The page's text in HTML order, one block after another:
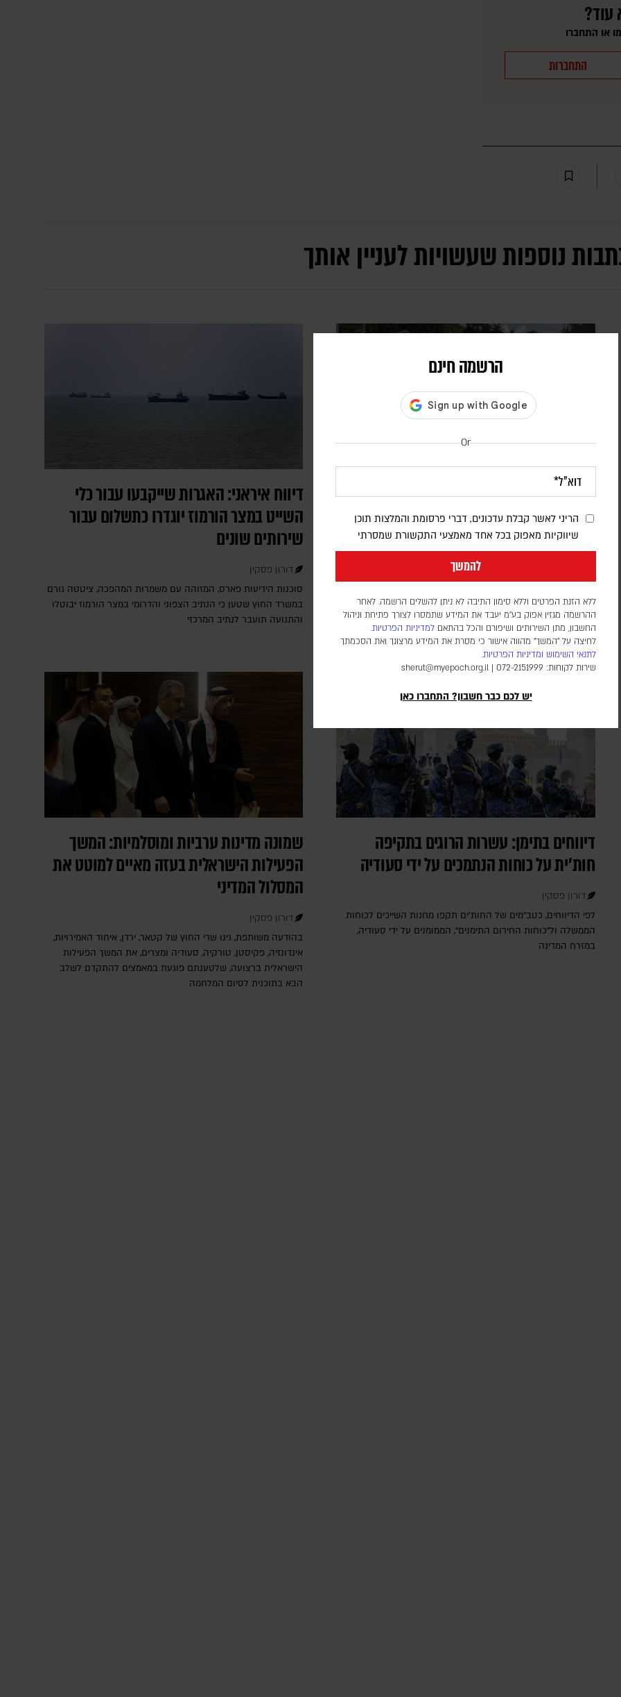
הרשמה חינם
Or
הריני לאשר קבלת עדכונים, דברי פרסומת והמלצות תוכן
שיווקיות מאפוק בכל אחד מאמצעי התקשורת שמסרתי
להמשך
ללא הזנת הפרטים וללא סימון התיבה לא ניתן להשלים הרשמה. לאחר
ההרשמה מגזין אפוק בע״מ יעבד את המידע שתמסרו לצורך פתיחת וניהול
החשבון, מתן השירותים ושיפורם והכל בהתאם למדיניות הפרטיות.
לחיצה על "המשך" מהווה אישור כי מסרת את המידע מרצונך ואת הסכמתך
לתנאי השימוש ומדיניות הפרטיות.
שירות לקוחות: 072-2151999 |
sherut@myepoch.org.il
יש לכם כבר חשבון? התחברו כאן
עוד?
או התחברו
התחברות
נוספות שעשויות לעניין אותך
בעקבות בקשתו של טראמפ – הפרלמנט
באוגנדה אישר שליחת חיילים לרצועת עזה
במסגרת כוח הייצוב הבין-לאומי
לא נפרס ברצועה, וממתין ליישום השלב השני וכניסת המנהלת
הפלסטינית שאמורה לנהל את הרצועה
דיווח איראני: האגרות שייקבעו עבור כלי
השייט במצר הורמוז יוגדרו כתשלום עבור
שירותים שונים
דורון פסקין
סוכנות הידיעות פארס, המזוהה עם משמרות המהפכה, ציטטה גורם
במשרד החוץ שטען כי הנתיב הצפוני והדרומי במצר הורמוז יבוטלו
והתנועה תועבר לנתיב המרכזי
דיווחים בתימן: עשרות הרוגים בתקיפה
חות'ית על כוחות הנתמכים על ידי סעודיה
דורון פסקין
לפי הדיווחים, כטב"מים של החות'ים תקפו מחנות השייכים לכוחות
הממשלה ול"כוחות החירום התימנים", הממומנים על ידי סעודיה,
במזרח המדינה
שמונה מדינות ערביות ומוסלמיות: המשך
הפעילות הישראלית בעזה מאיים למוטט את
המסלול המדיני
דורון פסקין
בהודעה משותפת, גינו שרי החוץ של קטאר, ירדן, איחוד האמירויות,
אינדונזיה, פקיסטן, טורקיה, סעודיה ומצרים, את המשך הפעילות
הישראלית ברצועה, שלטענתם פוגעת במאמצים להתקדם לשלב
הבא בתוכנית לסיום המלחמה